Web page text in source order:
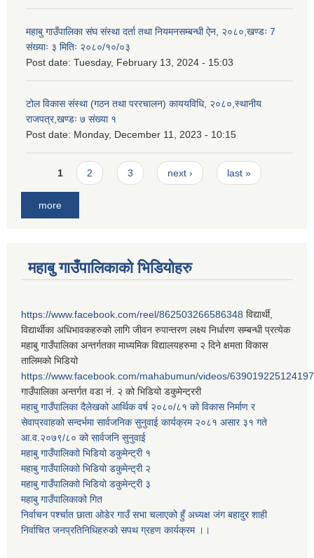
महाबु गाउँपालिका संघ संस्था दर्ता तथा नियमनसम्बन्धी ऐन, २०८०,खण्डः 7
संख्याः ३ मितिः २०८०/१०/०३
Post date: Tuesday, February 13, 2024 - 15:03
टोल विकास संस्था (गठन तथा पररचालन) काययविधि, २०८०,स्थानीय
राजपत्र,खण्डः ७ संख्या १
Post date: Monday, December 11, 2023 - 10:15
Pages
1 2 3 next › last »
more
महाबु गाउँपालिकाको भिडियोहरु
https://www.facebook.com/reel/862503266586348 विद्यार्थी,
विद्यार्थीका अधिभावकहरुको लागि जीवन रुपान्तरण लक्ष्य निर्धारण सम्बन्धी प्रत्येक
महाबु गाउँपालिका अन्तर्गतका माध्यमिक विद्यालयहरुमा २ दिने क्षमता विकास
तालिमको भिडियो
https://www.facebook.com/mahabumun/videos/639019225124197
गाउँपालिका अन्तर्गत वडा नं. २ को भिडियो डकुमेन्ट्ररी
महाबु गाउँपालिका दैलेखको आर्थिक वर्ष २०८०/८१ को विकास निर्माण र
सेवाप्रवाहको सन्दर्भमा सार्वजनिक सुनुवाई कार्यक्रम २०८१ असार ३१ गते
आ.व.२०७९/८० को सार्वजनि सुनुवाई
महाबु गाउँपालिकाो भिडियो डकुमेन्ट्री १
महाबु गाउँपालिकाो भिडियो डकुमेन्ट्री २
महाबु गाउँपालिकाो भिडियो डकुमेन्ट्री ३
महाबु गाउँपालिकाको गित
निर्वाचन पर्श्चात छाता ओडेर गाउँ सभा चलाएको हुँ अध्यक्ष जंग बहादुर शाही
निर्वाचित जनप्रतिनिधिहरुको सपथ ग्रहण कार्यक्रम ।।